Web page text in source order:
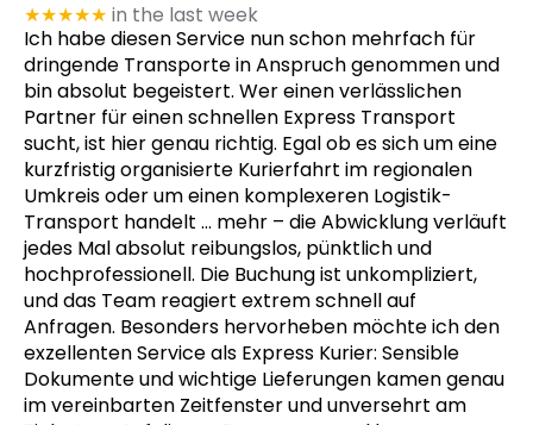
★★★★★ in the last week
Ich habe diesen Service nun schon mehrfach für
dringende Transporte in Anspruch genommen und
bin absolut begeistert. Wer einen verlässlichen
Partner für einen schnellen Express Transport
sucht, ist hier genau richtig. Egal ob es sich um eine
kurzfristig organisierte Kurierfahrt im regionalen
Umkreis oder um einen komplexeren Logistik-
Transport handelt … mehr – die Abwicklung verläuft
jedes Mal absolut reibungslos, pünktlich und
hochprofessionell. Die Buchung ist unkompliziert,
und das Team reagiert extrem schnell auf
Anfragen. Besonders hervorheben möchte ich den
exzellenten Service als Express Kurier: Sensible
Dokumente und wichtige Lieferungen kamen genau
im vereinbarten Zeitfenster und unversehrt am